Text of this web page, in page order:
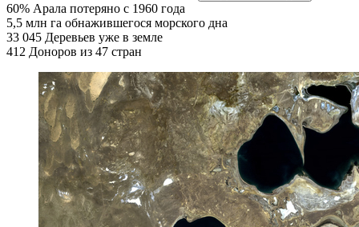
60% Арала потеряно с 1960 года
5,5 млн га обнажившегося морского дна
33 045 Деревьев уже в земле
412 Доноров из 47 стран